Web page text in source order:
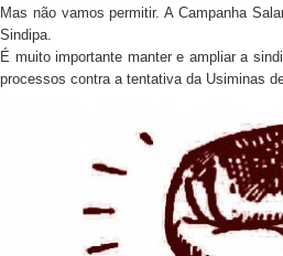
Mas não vamos permitir. A Campanha
Sindipa.
É muito importante manter e ampliar a
processos contra a tentativa da Usiminas